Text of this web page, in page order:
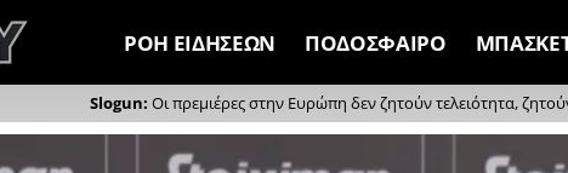
ΡΟΗ ΕΙΔΗΣΕΩΝ ΠΟΔΟΣΦΑΙΡΟ
Οι πρεμιέρες στην Ευρώπη δεν ζητούν τελειότητα,